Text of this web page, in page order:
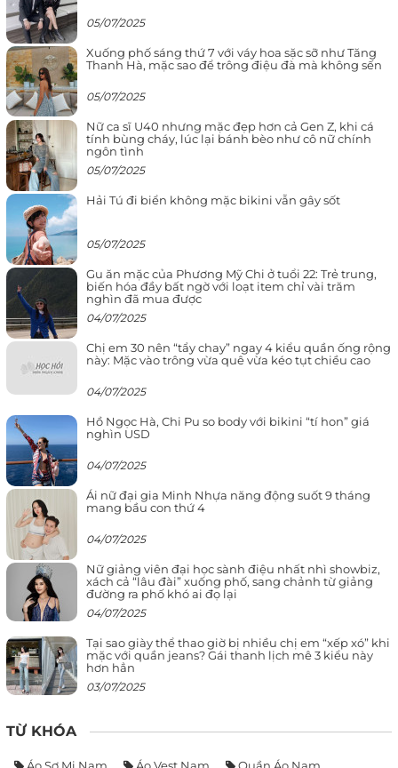
05/07/2025
Xuống phố sáng thứ 7 với váy hoa sặc sỡ như Tăng
Thanh Hà, mặc sao để trông điệu đà mà không sến
05/07/2025
Nữ ca sĩ U40 nhưng mặc đẹp hơn cả Gen Z, khi cá
tính bùng cháy, lúc lại bánh bèo như cô nữ chính
ngôn tình
05/07/2025
Hải Tú đi biển không mặc bikini vẫn gây sốt
05/07/2025
Gu ăn mặc của Phương Mỹ Chi ở tuổi 22: Trẻ trung,
biến hóa đầy bất ngờ với loạt item chỉ vài trăm
nghìn đã mua được
04/07/2025
Chị em 30 nên “tẩy chay” ngay 4 kiểu quần ống rộng
này: Mặc vào trông vừa quê vừa kéo tụt chiều cao
04/07/2025
Hồ Ngọc Hà, Chi Pu so body với bikini “tí hon” giá
nghìn USD
04/07/2025
Ái nữ đại gia Minh Nhựa năng động suốt 9 tháng
mang bầu con thứ 4
04/07/2025
Nữ giảng viên đại học sành điệu nhất nhì showbiz,
xách cả “lâu đài” xuống phố, sang chảnh từ giảng
đường ra phố khó ai đọ lại
04/07/2025
Tại sao giày thể thao giờ bị nhiều chị em “xếp xó” khi
mặc với quần jeans? Gái thanh lịch mê 3 kiểu này
hơn hẳn
03/07/2025
TỪ KHÓA
Áo Sơ Mi Nam Áo Vest Nam Quần Áo Nam